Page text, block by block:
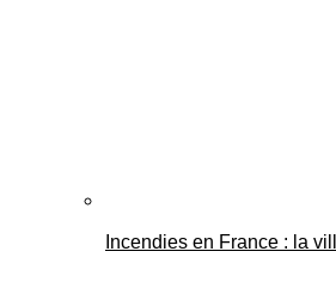
Incendies en France : la